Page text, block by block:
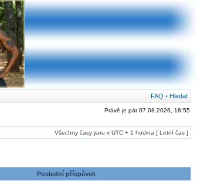
FAQ • Hledat
Právě je pát 07.08.2026, 18:55
Všechny časy jsou v UTC + 1 hodina [ Letní čas ]
Poslední příspěvek